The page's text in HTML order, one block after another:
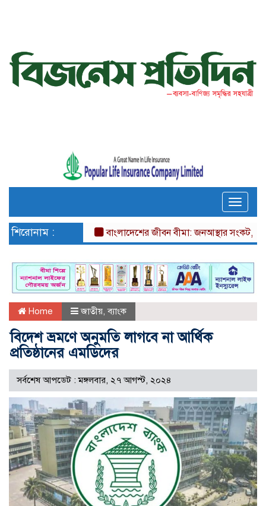
Toggle
শিরোনাম : বাংলাদেশের জীবন বীমা: জনআস্থার সংকট,
Home জাতীয় ,ব্যাংক
বিদেশ ভ্রমণে অনুমতি লাগবে না আর্থিক
প্রতিষ্ঠানের এমডিদের
সর্বশেষ আপডেট : মঙ্গলবার, ২৭ আগস্ট, ২০২৪